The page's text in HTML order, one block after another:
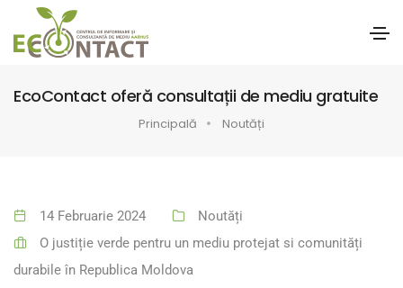
EcoContact oferă consultații de mediu gratuite
Principală Noutăți
14 Februarie 2024
Noutăți
O justiție verde pentru un mediu protejat si comunități
durabile în Republica Moldova